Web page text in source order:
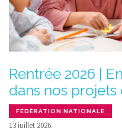
Rentrée 2026 |
dans nos
FÉDÉRATION NATIONALE
13 juillet 2026